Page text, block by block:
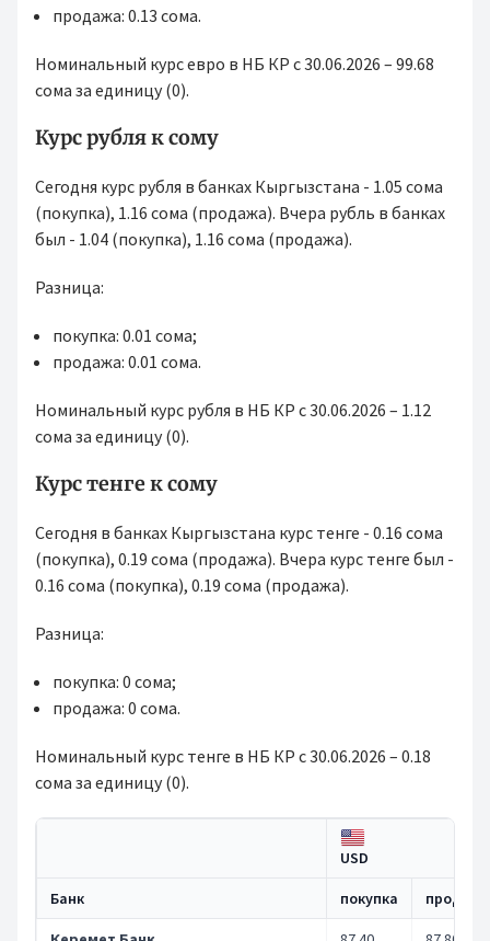
продажа: 0.13 сома.
Номинальный курс евро в НБ КР с 30.06.2026 – 99.68
сома за единицу (0).
Курс рубля к сому
Сегодня курс рубля в банках Кыргызстана - 1.05 сома
(покупка), 1.16 сома (продажа). Вчера рубль в банках
был - 1.04 (покупка), 1.16 сома (продажа).
Разница:
покупка: 0.01 сома;
продажа: 0.01 сома.
Номинальный курс рубля в НБ КР с 30.06.2026 – 1.12
сома за единицу (0).
Курс тенге к сому
Сегодня в банках Кыргызстана курс тенге - 0.16 сома
(покупка), 0.19 сома (продажа). Вчера курс тенге был -
0.16 сома (покупка), 0.19 сома (продажа).
Разница:
покупка: 0 сома;
продажа: 0 сома.
Номинальный курс тенге в НБ КР с 30.06.2026 – 0.18
сома за единицу (0).
USD
Банк покупка продажа